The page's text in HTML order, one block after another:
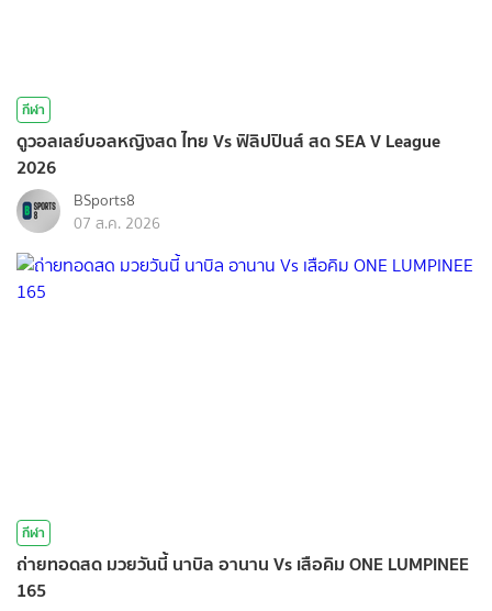
กีฬา
ดูวอลเลย์บอลหญิงสด ไทย Vs ฟิลิปปินส์ สด SEA V League
2026
BSports8
07 ส.ค. 2026
กีฬา
ถ่ายทอดสด มวยวันนี้ นาบิล อานาน Vs เสือคิม ONE LUMPINEE
165